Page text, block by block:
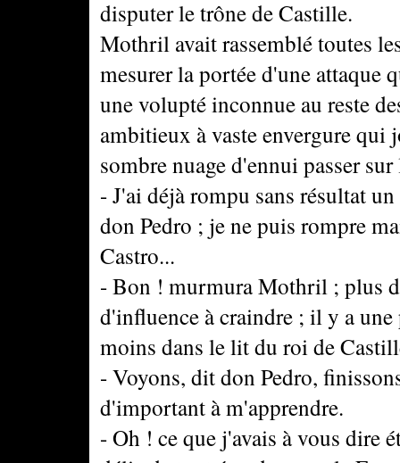
disputer le trône de Castille.
Mothril avait rassemblé toutes
mesurer la portée d'une attaque
une volupté inconnue au reste
ambitieux à vaste envergure
sombre nuage d'ennui passer
- J'ai déjà rompu sans résultat
don Pedro ; je ne puis rompre
Castro...
- Bon ! murmura Mothril ; plus
d'influence à craindre ; il y a
moins dans le lit du roi de
- Voyons, dit don Pedro,
d'important à m'apprendre.
- Oh ! ce que j'avais à vous dire